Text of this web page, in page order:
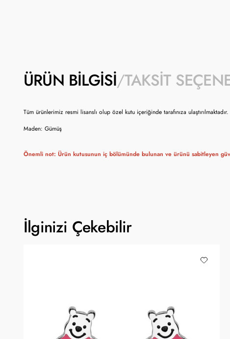
ÜRÜN BILGISI TAKSIT
Tüm ürünlerimiz resmi lisanslı olup özel kutu içeriğinde tarafınıza ulaştırılmaktadır.
Maden: Gümüş
Önemli not: Ürün kutusunun iç bölümünde bulunan ve ürünü sabitleyen
İlginizi Çekebilir